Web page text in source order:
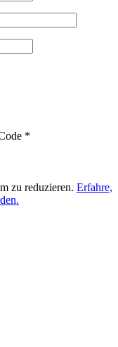
*
zu reduzieren. Erfahre,